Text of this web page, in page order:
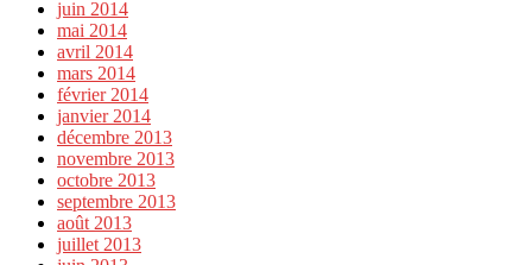
juin 2014
mai 2014
avril 2014
mars 2014
février 2014
janvier 2014
décembre 2013
novembre 2013
octobre 2013
septembre 2013
août 2013
juillet 2013